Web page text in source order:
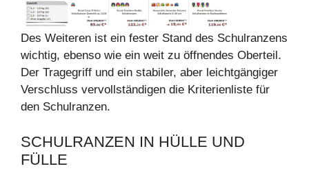
Des Weiteren ist ein fester Stand des Schulranzens
wichtig, ebenso wie ein weit zu öffnendes Oberteil.
Der Tragegriff und ein stabiler, aber leichtgängiger
Verschluss vervollständigen die Kriterienliste für
den Schulranzen.
SCHULRANZEN IN HÜLLE UND
FÜLLE